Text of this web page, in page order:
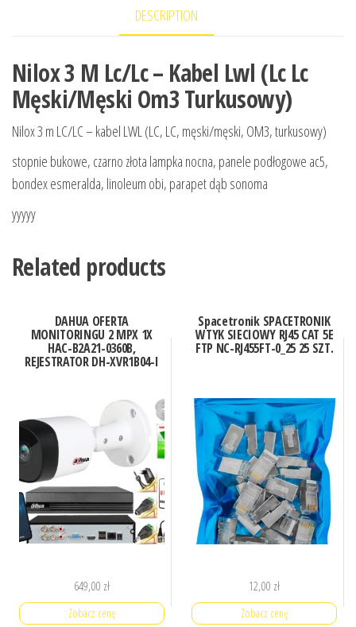
DESCRIPTION
Nilox 3 M Lc/Lc – Kabel Lwl (Lc Lc
Męski/Męski Om3 Turkusowy)
Nilox 3 m LC/LC – kabel LWL (LC, LC, męski/męski, OM3, turkusowy)
stopnie bukowe, czarno złota lampka nocna, panele podłogowe ac5,
bondex esmeralda, linoleum obi, parapet dąb sonoma
yyyyy
Related products
DAHUA OFERTA
MONITORINGU 2 MPX 1X
HAC-B2A21-0360B,
REJESTRATOR DH-XVR1B04-I
649,00 zł
Zobacz cenę
Spacetronik SPACETRONIK
WTYK SIECIOWY RJ45 CAT 5E
FTP NC-RJ455FT-0_25 25 SZT.
12,00 zł
Zobacz cenę